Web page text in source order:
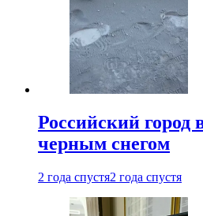
Российский город
черным снегом
2 года спустя2 года спустя